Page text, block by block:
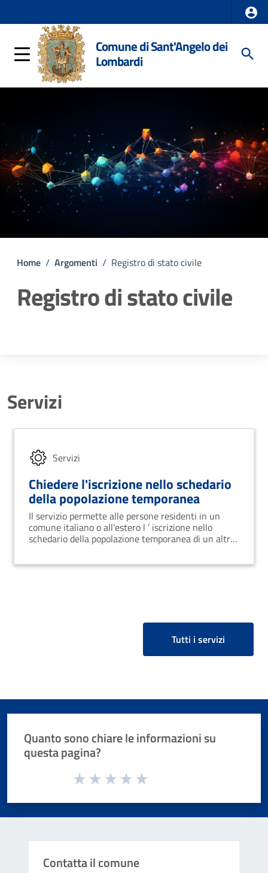
Comune di Sant'Angelo dei
Lombardi
Home / Argomenti / Registro di stato civile
Registro di stato civile
Servizi
Servizi
Chiedere l'iscrizione nello schedario
della popolazione temporanea
Il servizio permette alle persone residenti in un
comune italiano o all'estero l ’ iscrizione nello
schedario della popolazione temporanea di un altro
Tutti i servizi
Quanto sono chiare le informazioni su
questa pagina?
Valuta da 1 a 5 stelle la pagina
Contatta il comune